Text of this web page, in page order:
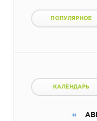
ПОПУЛЯРНОЕ
КАЛЕНДАРЬ
«